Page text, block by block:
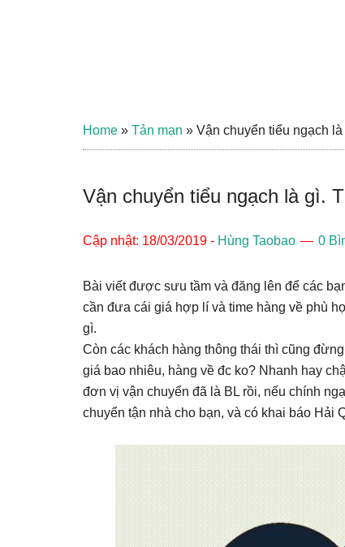
Home » Tản mạn » Vận chuyển tiểu ngạch
Vận chuyển tiểu ngạch là gì.
Cập nhật: 18/03/2019 - Hùng Taobao 0
Bài viết được sưu tầm và đăng lên để các
cần đưa cái giá hợp lí và time hàng về phù
gì.
Còn các khách hàng thông thái thì cũng
giá bao nhiêu, hàng về đc ko? Nhanh hay
đơn vị vận chuyển đã là BL rồi, nếu chính
chuyển tận nhà cho bạn, và có khai báo Hải